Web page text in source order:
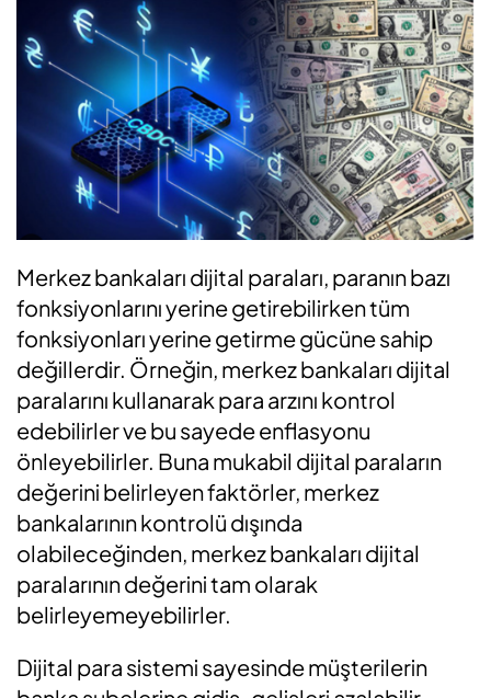
Merkez bankaları dijital paraları, paranın bazı
fonksiyonlarını yerine getirebilirken tüm
fonksiyonları yerine getirme gücüne sahip
değillerdir. Örneğin, merkez bankaları dijital
paralarını kullanarak para arzını kontrol
edebilirler ve bu sayede enflasyonu
önleyebilirler. Buna mukabil dijital paraların
değerini belirleyen faktörler, merkez
bankalarının kontrolü dışında
olabileceğinden, merkez bankaları dijital
paralarının değerini tam olarak
belirleyemeyebilirler.
Dijital para sistemi sayesinde müşterilerin